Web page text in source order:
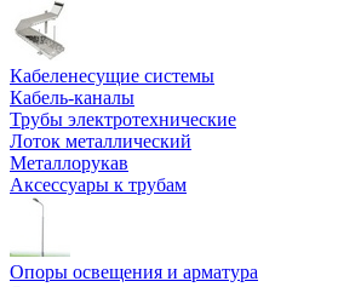
Кабеленесущие системы
Кабель-каналы
Трубы электротехнические
Лоток металлический
Металлорукав
Аксессуары к трубам
Опоры освещения и арматура